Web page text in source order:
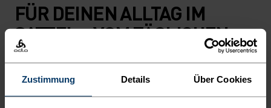
Zustimmung Details Über Cookies
FÜR DEINEN ALLTAG IM
SATTEL – VOM TÄGLICHEN
WEG ZUR ARBEIT BIS HIN ZU
LÄNGEREN TOUREN AM
WOCHENENDE.